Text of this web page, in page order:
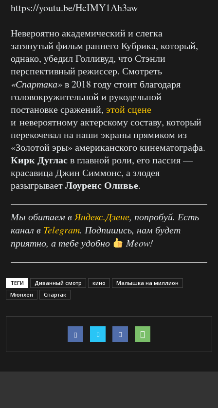
https://youtu.be/HcIMY1Ah3aw
Невероятно академический и слегка
затянутый фильм раннего Кубрика, который,
однако, убедил Голливуд, что Стэнли
перспективный режиссер. Смотреть
«Спартака»в 2018 году стоит благодаря
головокружительной и рукодельной
постановке сражений, этой сцене
и невероятному актерскому составу, который
перекочевал на наши экраны прямиком из
«Золотой эры» американского кинематографа.
Кирк Дугласв главной роли, его пассия —
красавица Джин Симмонс, а злодея
разыгрываетЛоуренс Оливье.
Мы обитаем в Яндекс.Дзене, попробуй. Есть
канал в Telegram. Подпишись, нам будет
приятно, а тебе удобно
Meow!
ТЕГИ Диванный смотр кино
Малышка на миллион
Мюнхен
Спартак